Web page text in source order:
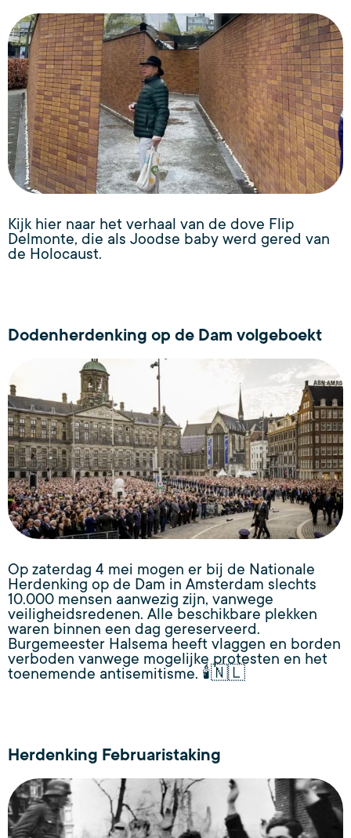
Kijk hier naar het verhaal van de dove Flip
Delmonte, die als Joodse baby werd gered van
de Holocaust.
Dodenherdenking op de Dam volgeboekt
Op zaterdag 4 mei mogen er bij de Nationale
Herdenking op de Dam in Amsterdam slechts
10.000 mensen aanwezig zijn, vanwege
veiligheidsredenen. Alle beschikbare plekken
waren binnen een dag gereserveerd.
Burgemeester Halsema heeft vlaggen en borden
verboden vanwege mogelijke protesten en het
toenemende antisemitisme. 🕯️🇳🇱
Herdenking Februaristaking